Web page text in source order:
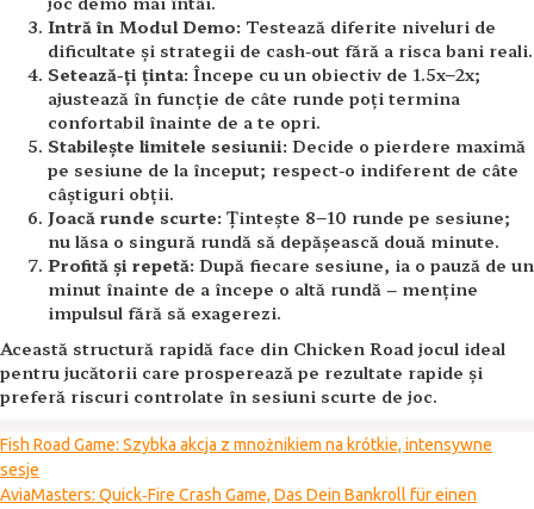
Intră în Modul Demo: Testează diferite niveluri de
dificultate și strategii de cash-out fără a risca bani reali.
Setează-ți ținta: Începe cu un obiectiv de 1.5x–2x;
ajustează în funcție de câte runde poți termina
confortabil înainte de a te opri.
Stabilește limitele sesiunii: Decide o pierdere maximă
pe sesiune de la început; respect-o indiferent de câte
câștiguri obții.
Joacă runde scurte: Țintește 8–10 runde pe sesiune;
nu lăsa o singură rundă să depășească două minute.
Profită și repetă: După fiecare sesiune, ia o pauză de un
minut înainte de a începe o altă rundă – menține
impulsul fără să exagerezi.
Această structură rapidă face din Chicken Road jocul ideal
pentru jucătorii care prosperează pe rezultate rapide și
preferă riscuri controlate în sesiuni scurte de joc.
Fish Road Game: Szybka akcja z mnożnikiem na krótkie, intensywne
sesje
AviaMasters: Quick‑Fire Crash Game, Das Dein Bankroll für einen